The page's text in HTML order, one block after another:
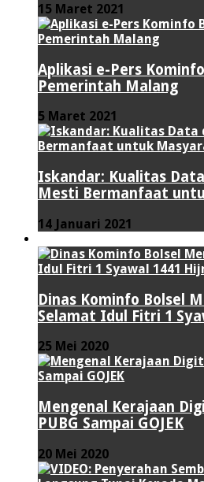
15 Maret 2021
Aplikasi e-Pers
Pemerintah Malang
5 Maret 2021
Iskandar: Kualitas
Mesti Bermanfaat
14 Januari 2021
Dinas Kominfo Bolsel
Selamat Idul Fitri 1
25 Mei 2020
Mengenal Kerajaan
PUBG Sampai GOJEK
20 Mei 2020